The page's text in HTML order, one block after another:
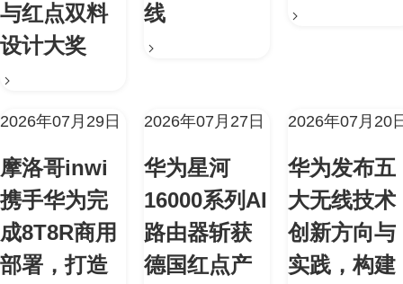
与红点双料
设计大奖
线
2026年07月29日
摩洛哥inwi
携手华为完
成8T8R商用
部署，打造
2026年07月27日
华为星河
16000系列AI
路由器斩获
德国红点产
2026年07月20
华为发布五
大无线技术
创新方向与
实践，构建